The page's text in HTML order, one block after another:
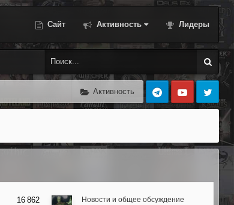
Сайт Активность Лидеры
Активность
16 862
Новости и общее обсуждение